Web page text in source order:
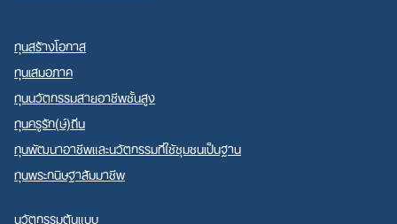
ทุนสร้างโอกาส
ทุนเสมอภาค
ทุนนวัตกรรมสายอาชีพชั้นสูง
ทุนครูรัก(ษ์)ถิ่น
ทุนพัฒนาอาชีพและนวัตกรรมที่ใช้ชุมชนเป็นฐาน
ทุนพระกนิษฐาสัมมาชีพ
นวัตกรรมต้นแบบ